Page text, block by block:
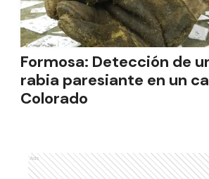
Formosa: Detección de
rabia paresiante en un
Colorado
Ads